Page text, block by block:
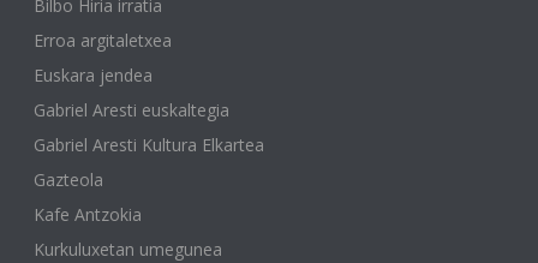
Bilbo Hiria irratia
Erroa argitaletxea
Euskara jendea
Gabriel Aresti euskaltegia
Gabriel Aresti Kultura Elkartea
Gazteola
Kafe Antzokia
Kurkuluxetan umegunea